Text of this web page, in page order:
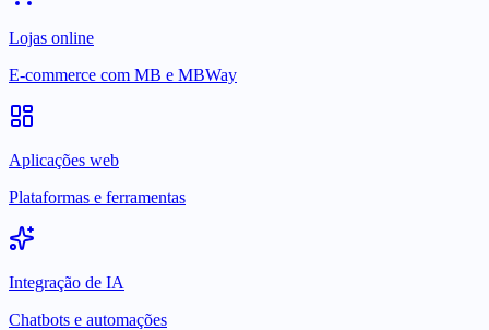
Lojas online
E-commerce com MB e MBWay
Aplicações web
Plataformas e ferramentas
Integração de IA
Chatbots e automações